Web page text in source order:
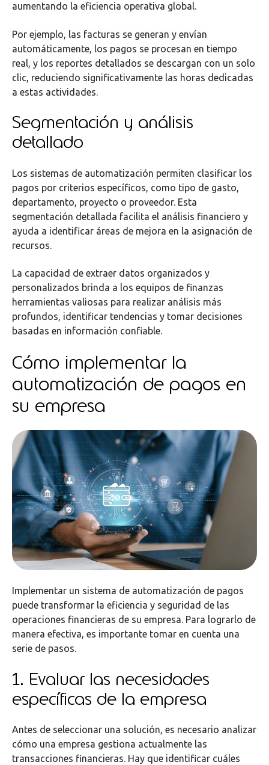
aumentando la eficiencia operativa global.
Por ejemplo, las facturas se generan y envían
automáticamente, los pagos se procesan en tiempo
real, y los reportes detallados se descargan con un solo
clic, reduciendo significativamente las horas dedicadas
a estas actividades.
Segmentación y análisis
detallado
Los sistemas de automatización permiten clasificar los
pagos por criterios específicos, como tipo de gasto,
departamento, proyecto o proveedor. Esta
segmentación detallada facilita el análisis financiero y
ayuda a identificar áreas de mejora en la asignación de
recursos.
La capacidad de extraer datos organizados y
personalizados brinda a los equipos de finanzas
herramientas valiosas para realizar análisis más
profundos, identificar tendencias y tomar decisiones
basadas en información confiable.
Cómo implementar la
automatización de pagos en
su empresa
Implementar un sistema de automatización de pagos
puede transformar la eficiencia y seguridad de las
operaciones financieras de su empresa. Para lograrlo de
manera efectiva, es importante tomar en cuenta una
serie de pasos.
1. Evaluar las necesidades
específicas de la empresa
Antes de seleccionar una solución, es necesario analizar
cómo una empresa gestiona actualmente las
transacciones financieras. Hay que identificar cuáles